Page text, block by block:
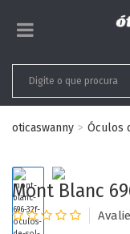
oticaswanny Óculos
Mont Blanc